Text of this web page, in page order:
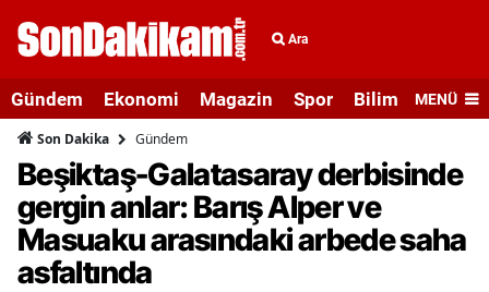
Ara
Gündem Ekonomi Magazin Spor Bilim veMENÜ
Son Dakika Gündem
Beşiktaş-Galatasaray derbisinde
gergin anlar: Barış Alper ve
Masuaku arasındaki arbede saha
asfaltında